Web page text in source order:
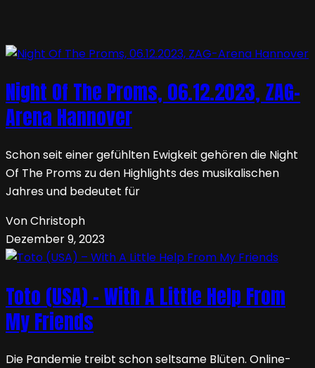
Night Of The Proms, 06.12.2023, ZAG-
Arena Hannover
Schon seit einer gefühlten Ewigkeit gehören die Night
Of The Proms zu den Highlights des musikalischen
Jahres und bedeutet für
Von Christoph
Dezember 9, 2023
Toto (USA) – With A Little Help From
My Friends
Die Pandemie treibt schon seltsame Blüten. Online-